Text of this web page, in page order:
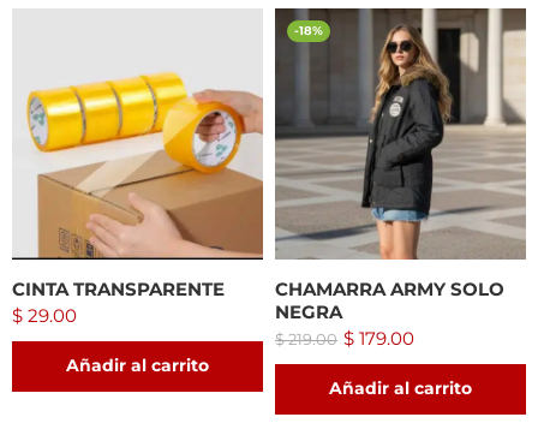
CINTA TRANSPARENTE
$ 29.00
Añadir al carrito
-18%
CHAMARRA ARMY SOLO
NEGRA
$219.00 $ 179.00
Añadir al carrito